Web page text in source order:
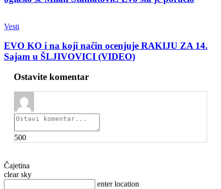
Vesti
EVO KO i na koji način ocenjuje RAKIJU ZA 14.
Sajam u ŠLJIVOVICI (VIDEO)
Ostavite komentar
500
Čajetina
clear sky
enter location